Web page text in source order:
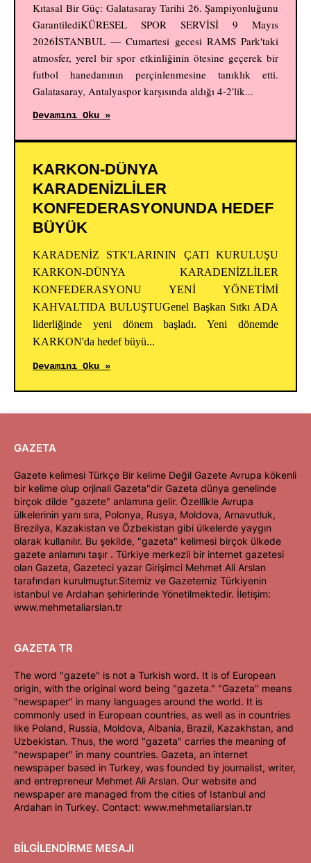
Kıtasal Bir Güç: Galatasaray Tarihi 26. Şampiyonluğunu
GarantilediKÜRESEL SPOR SERVİSİ 9 Mayıs
2026İSTANBUL — Cumartesi gecesi RAMS Park'taki
atmosfer, yerel bir spor etkinliğinin ötesine geçerek bir
futbol hanedanının perçinlenmesine tanıklık etti.
Galatasaray, Antalyaspor karşısında aldığı 4-2'lik...
Devamını Oku »
KARKON-DÜNYA
KARADENİZLİLER
KONFEDERASYONUNDA HEDEF
BÜYÜK
KARADENİZ STK'LARININ ÇATI KURULUŞU
KARKON-DÜNYA KARADENİZLİLER
KONFEDERASYONU YENİ YÖNETİMİ
KAHVALTIDA BULUŞTUGenel Başkan Sıtkı ADA
liderliğinde yeni dönem başladı. Yeni dönemde
KARKON'da hedef büyü...
Devamını Oku »
GAZETA
Gazete kelimesi Türkçe Bir kelime Değil Gazete Avrupa kökenli
bir kelime olup orjinali Gazeta"dir Gazeta dünya genelinde
birçok dilde "gazete" anlamına gelir. Özellikle Avrupa
ülkelerinin yanı sıra, Polonya, Rusya, Moldova, Arnavutluk,
Brezilya, Kazakistan ve Özbekistan gibi ülkelerde yaygın
olarak kullanılır. Bu şekilde, "gazeta" kelimesi birçok ülkede
gazete anlamını taşır . Türkiye merkezli bir internet gazetesi
olan Gazeta, Gazeteci yazar Girişimci Mehmet Ali Arslan
tarafından kurulmuştur.Sitemiz ve Gazetemiz Türkiyenin
istanbul ve Ardahan şehirlerinde Yönetilmektedir. İletişim:
www.mehmetaliarslan.tr
GAZETA TR
The word "gazete" is not a Turkish word. It is of European
origin, with the original word being "gazeta." "Gazeta" means
"newspaper" in many languages around the world. It is
commonly used in European countries, as well as in countries
like Poland, Russia, Moldova, Albania, Brazil, Kazakhstan, and
Uzbekistan. Thus, the word "gazeta" carries the meaning of
"newspaper" in many countries. Gazeta, an internet
newspaper based in Turkey, was founded by journalist, writer,
and entrepreneur Mehmet Ali Arslan. Our website and
newspaper are managed from the cities of Istanbul and
Ardahan in Turkey. Contact: www.mehmetaliarslan.tr
BİLGİLENDİRME MESAJI